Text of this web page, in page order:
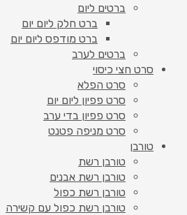
ברטים ליום
ברט חלק ליום יום
ברט מודפס ליום יום
ברטים לערב
סרט חצי כיסוי
סרט הפלא
סרט פפיון ליום יום
סרט פפיון בדי ערב
סרט מניפה פטנט
טורבן
טורבן רשת
טורבן רשת אבנים
טורבן רשת כפול
טורבן רשת כפול עם קשירה